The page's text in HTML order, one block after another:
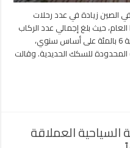
الصين زيادة في عدد رحلات
العام، حيث بلغ إجمالي عدد الركاب
3.54 مليار راكب، وهو ما يمثل زيادة بنسبة 6 بالمئة على أساس سنوي،
المحدودة للسكك الحديدية. وقالت
العملاقة